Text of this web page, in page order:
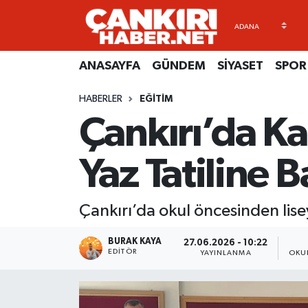
ANASAYFA GÜNDEM SİYASET SPOR
HABERLER EĞİTİM
Çankırı’da
Yaz Tatiline
Çankırı’da okul öncesinden
BURAK KAYA
EDITÖR
27.06.2026 - 10:22
YAYINLANMA
ANASAYFA
SİYASET
RESMİ İLANLAR
Künye
Gizlilik Sözleşmesi
BİYOGRAFİLER
GÜNDEM
kimdir-nedir-nasil
Merkez Hava Durumu
Süper Lig Puan Durumu ve Fikstür
Tüm Manşetler